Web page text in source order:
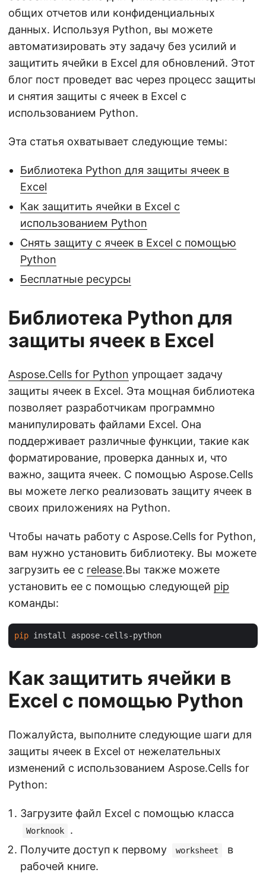
общих отчетов или конфиденциальных
данных. Используя Python, вы можете
автоматизировать эту задачу без усилий и
защитить ячейки в Excel для обновлений. Этот
блог пост проведет вас через процесс защиты
и снятия защиты с ячеек в Excel с
использованием Python.
Эта статья охватывает следующие темы:
Библиотека Python для защиты ячеек в
Excel
Как защитить ячейки в Excel с
использованием Python
Снять защиту с ячеек в Excel с помощью
Python
Бесплатные ресурсы
Библиотека Python для
защиты ячеек в Excel
Aspose.Cells for Python упрощает задачу
защиты ячеек в Excel. Эта мощная библиотека
позволяет разработчикам программно
манипулировать файлами Excel. Она
поддерживает различные функции, такие как
форматирование, проверка данных и, что
важно, защита ячеек. С помощью Aspose.Cells
вы можете легко реализовать защиту ячеек в
своих приложениях на Python.
Чтобы начать работу с Aspose.Cells for Python,
вам нужно установить библиотеку. Вы можете
загрузить ее с release.Вы также можете
установить ее с помощью следующей pip
команды:
pip
Как защитить ячейки в
Excel с помощью Python
Пожалуйста, выполните следующие шаги для
защиты ячеек в Excel от нежелательных
изменений с использованием Aspose.Cells for
Python:
Загрузите файл Excel с помощью класса
Worknook
.
Получите доступ к первому
worksheet
в
рабочей книге.